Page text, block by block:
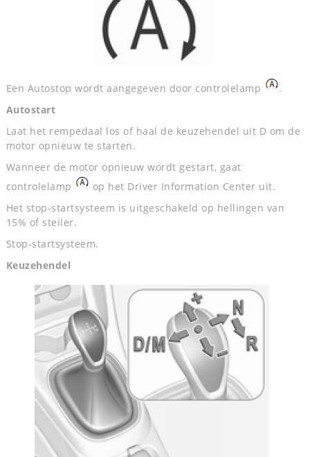
Een Autostop wordt aangegeven door controlelamp
.
Autostart
Laat het rempedaal los of haal de keuzehendel uit D om de
motor opnieuw te starten.
Wanneer de motor opnieuw wordt gestart, gaat
controlelamp
op het Driver Information Center uit.
Het stop-startsysteem is uitgeschakeld op hellingen van
15% of steiler.
Stop-startsysteem.
Keuzehendel